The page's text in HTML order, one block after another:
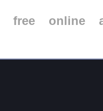
free online